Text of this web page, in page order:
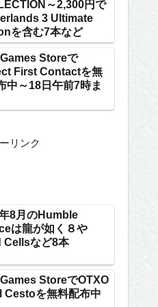
～2,300円で
3 Ultimate
を含む7本など
Storeで
First Contactを無
中～18日午前7時ま
リンク
8月のHumble
は龍が如く８や
Cellsなど8本
StoreでOTXO
Cestoを無料配布中